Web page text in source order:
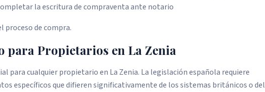
la escritura de compraventa ante notario
proceso de compra.
para Propietarios en La Zenia
para cualquier propietario en La Zenia. La legislación española requiere
específicos que difieren significativamente de los sistemas británicos o del